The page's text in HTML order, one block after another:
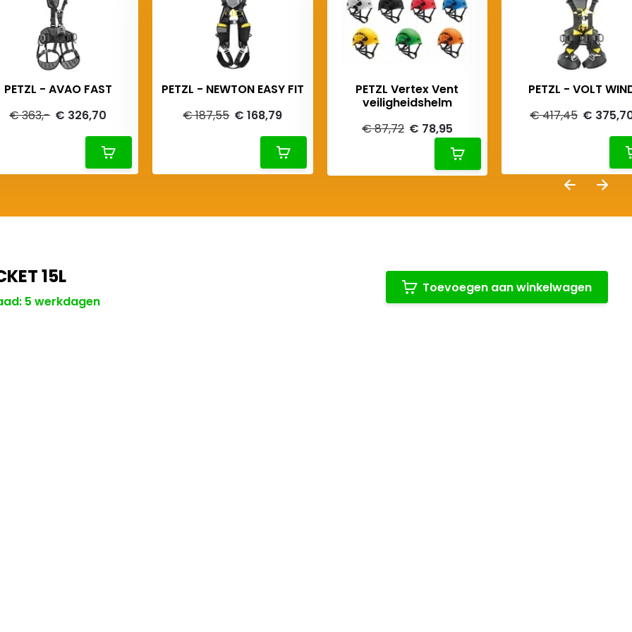
PETZL - AVAO FAST
€ 363,- € 326,70
PETZL - NEWTON EASY FIT
€ 187,55 € 168,79
PETZL Vertex Vent
veiligheidshelm
€ 87,72 € 78,95
PETZL - VOLT
€ 417,45 €
15L
5 werkdagen
Toevoegen aan winkelwagen